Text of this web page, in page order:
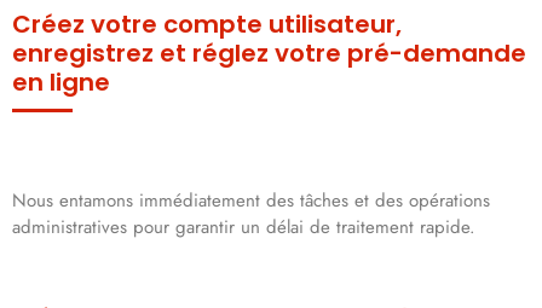
Créez votre compte utilisateur,
enregistrez et réglez votre pré-demande
en ligne
Nous entamons immédiatement des tâches et des opérations
administratives pour garantir un délai de traitement rapide.